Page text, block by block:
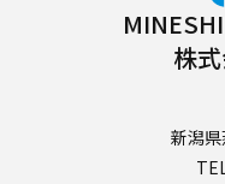
株
新潟